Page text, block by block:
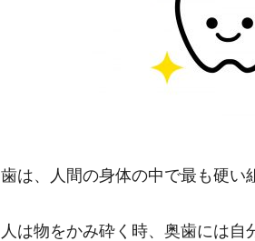
歯は、人間の身体の中で最も硬い
人は物をかみ砕く時、奥歯には自